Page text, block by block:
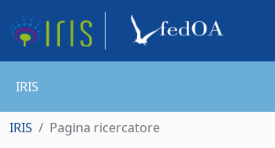
IRIS
IRIS Pagina ricercatore